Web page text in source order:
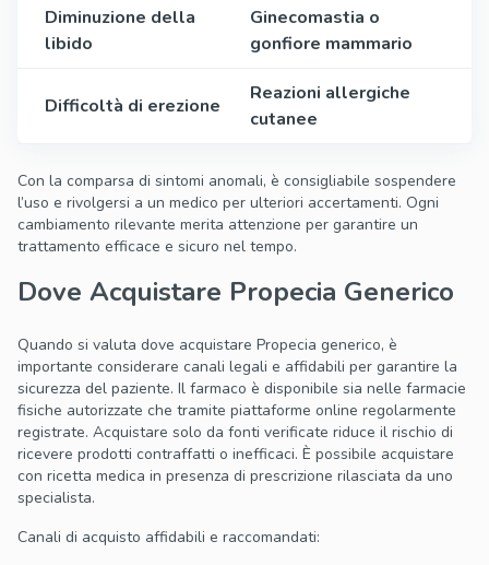
Diminuzione della
libido
Ginecomastia o
gonfiore mammario
Difficoltà di erezione
Reazioni allergiche
cutanee
Con la comparsa di sintomi anomali, è consigliabile sospendere
l’uso e rivolgersi a un medico per ulteriori accertamenti. Ogni
cambiamento rilevante merita attenzione per garantire un
trattamento efficace e sicuro nel tempo.
Dove Acquistare Propecia Generico
Quando si valuta dove acquistare Propecia generico, è
importante considerare canali legali e affidabili per garantire la
sicurezza del paziente. Il farmaco è disponibile sia nelle farmacie
fisiche autorizzate che tramite piattaforme online regolarmente
registrate. Acquistare solo da fonti verificate riduce il rischio di
ricevere prodotti contraffatti o inefficaci. È possibile acquistare
con ricetta medica in presenza di prescrizione rilasciata da uno
specialista.
Canali di acquisto affidabili e raccomandati: